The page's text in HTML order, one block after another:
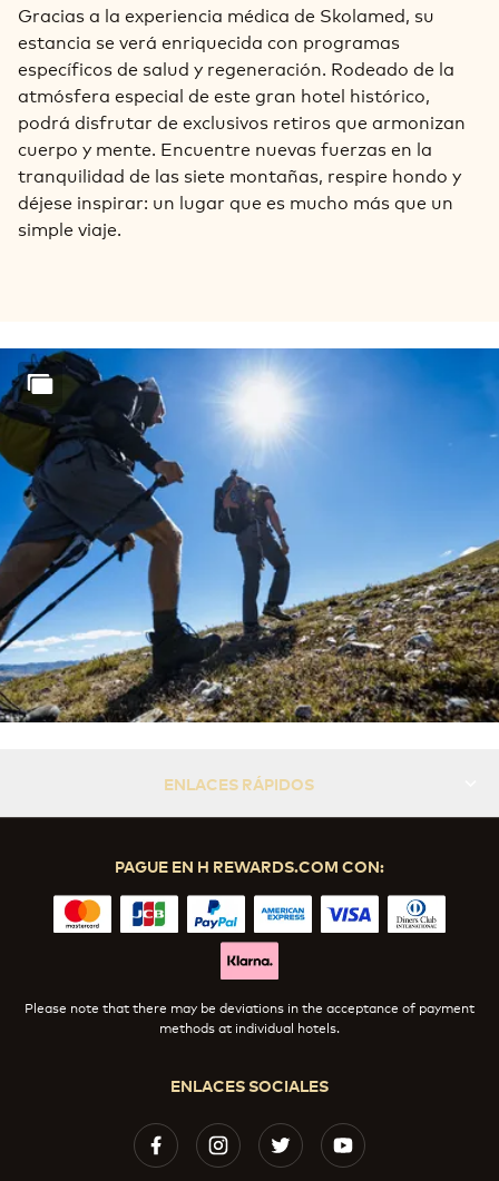
Gracias a la experiencia médica de Skolamed, su
estancia se verá enriquecida con programas
específicos de salud y regeneración. Rodeado de la
atmósfera especial de este gran hotel histórico,
podrá disfrutar de exclusivos retiros que armonizan
cuerpo y mente. Encuentre nuevas fuerzas en la
tranquilidad de las siete montañas, respire hondo y
déjese inspirar: un lugar que es mucho más que un
simple viaje.
ENLACES RÁPIDOS
ENLACES SOCIALES
PAGUE EN H REWARDS.COM CON:
Please note that there may be deviations in the acceptance of payment
methods at individual hotels.